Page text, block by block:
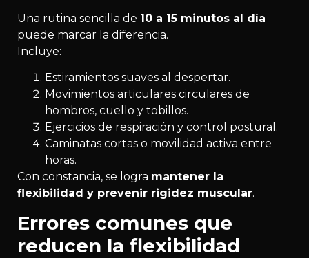
Una rutina sencilla de 10 a 15 minutos al día
puede marcar la diferencia.
Incluye:
Estiramientos suaves al despertar.
Movimientos articulares circulares de
hombros, cuello y tobillos.
Ejercicios de respiración y control postural.
Caminatas cortas o movilidad activa entre
horas.
Con constancia, se logra mantener la
flexibilidad y prevenir rigidez muscular.
Errores comunes que
reducen la flexibilidad